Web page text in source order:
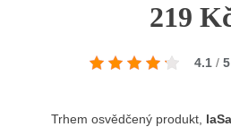
219
4.1 / 5
Trhem osvědčený produkt,